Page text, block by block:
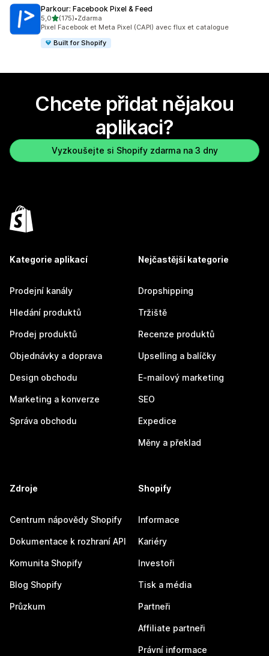
Parkour: Facebook Pixel & Feed
5,0z 5 hvězd
(175)
Celkový počet recenzí: 175
•Zdarma
Pixel Facebook et Meta Pixel (CAPI) avec flux et catalogue
Built for Shopify
Chcete přidat nějakou
aplikaci?
Vyzkoušejte si Shopify zdarma na 3 dny
Kategorie aplikací
Prodejní kanály
Hledání produktů
Prodej produktů
Objednávky a doprava
Design obchodu
Marketing a konverze
Správa obchodu
Nejčastější kategorie
Dropshipping
Tržiště
Recenze produktů
Upselling a balíčky
E-mailový marketing
SEO
Expedice
Měny a překlad
Zdroje
Centrum nápovědy Shopify
Dokumentace k rozhraní API
Komunita Shopify
Blog Shopify
Průzkum
Shopify
Informace
Kariéry
Investoři
Tisk a média
Partneři
Affiliate partneři
Právní informace